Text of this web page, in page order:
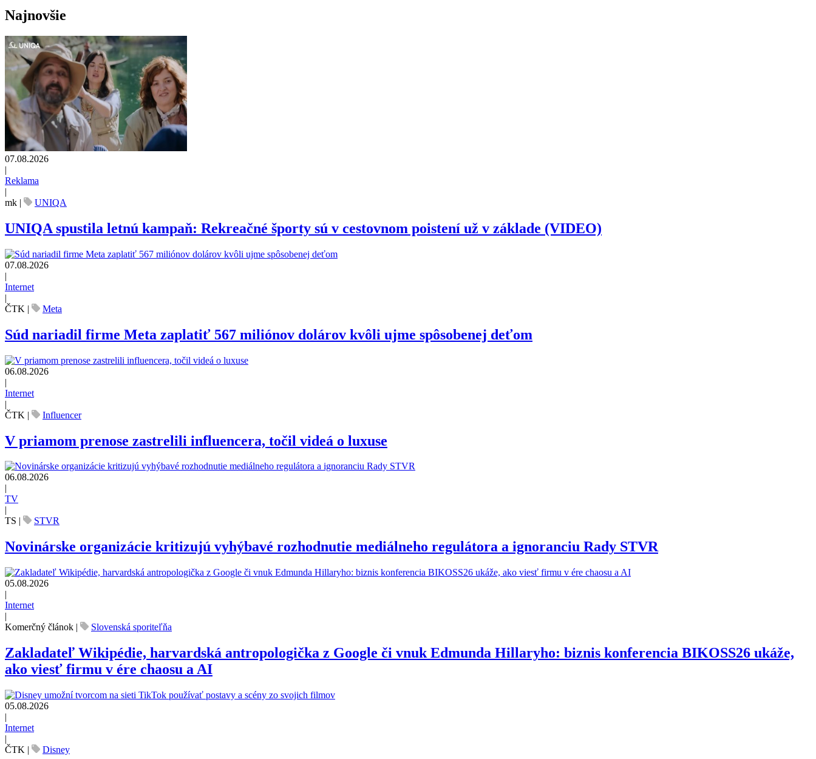
Najnovšie
07.08.2026
|
Reklama
|
mk | UNIQA
UNIQA spustila letnú kampaň: Rekreačné športy sú v cestovnom poistení už v základe (VIDEO)
07.08.2026
|
Internet
|
ČTK | Meta
Súd nariadil firme Meta zaplatiť 567 miliónov dolárov kvôli ujme spôsobenej deťom
06.08.2026
|
Internet
|
ČTK | Influencer
V priamom prenose zastrelili influencera, točil videá o luxuse
06.08.2026
TV
TS
STVR
Novinárske organizácie kritizujú vyhýbavé rozhodnutie mediálneho regulátora a ignoranciu Rady STVR
05.08.2026
|
Internet
|
Komerčný článok | Slovenská sporiteľňa
Zakladateľ Wikipédie, harvardská antropologička z Google či vnuk Edmunda Hillaryho: biznis konferencia BIKOSS26 ukáže,
ako viesť firmu v ére chaosu a AI
05.08.2026
|
Internet
|
ČTK | Disney